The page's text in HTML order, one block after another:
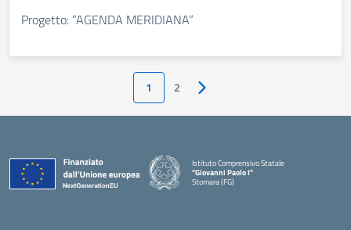
Progetto: “AGENDA MERIDIANA”
1 2 Pagina successiva
Istituto Comprensivo Statale
"Giovanni Paolo I"
Stornara (FG)